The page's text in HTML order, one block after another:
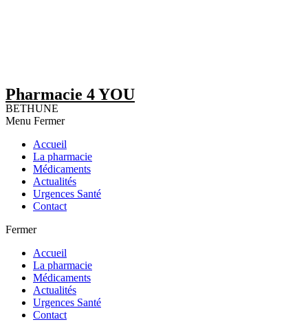
Pharmacie 4 YOU
BETHUNE
Menu Fermer
Accueil
La pharmacie
Médicaments
Actualités
Urgences Santé
Contact
Fermer
Accueil
La pharmacie
Médicaments
Actualités
Urgences Santé
Contact